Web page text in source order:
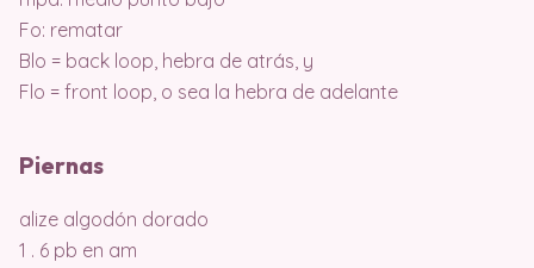
Fo: rematar
Blo = back loop, hebra de atrás, y
Flo = front loop, o sea la hebra de adelante
Piernas
alize algodón dorado
1 . 6 pb en am